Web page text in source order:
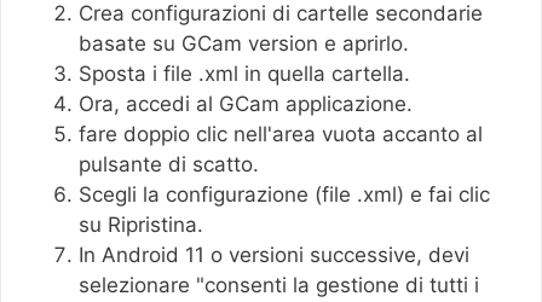
Crea configurazioni di cartelle secondarie
basate su GCam version e aprirlo.
Sposta i file .xml in quella cartella.
Ora, accedi al GCam applicazione.
fare doppio clic nell'area vuota accanto al
pulsante di scatto.
Scegli la configurazione (file .xml) e fai clic
su Ripristina.
In Android 11 o versioni successive, devi
selezionare "consenti la gestione di tutti i